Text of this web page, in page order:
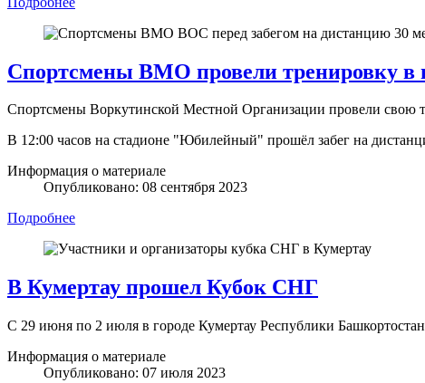
Спортсмены ВМО провели тренировку в
Спортсмены Воркутинской Местной Организации провели свою
В 12:00 часов на стадионе "Юбилейный" прошёл забег на
Информация о материале
Опубликовано: 08 сентября 2023
Подробнее
В Кумертау прошел Кубок СНГ
С 29 июня по 2 июля в городе Кумертау Республики
Информация о материале
Опубликовано: 07 июля 2023